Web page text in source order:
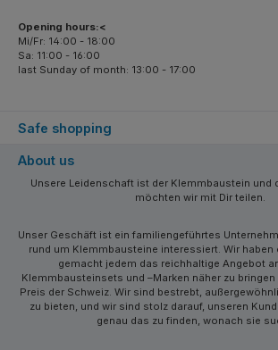
Safe shopping
Opening hours:<
Mi/Fr: 14:00 - 18:00
Sa: 11:00 - 16:00
last Sunday of month: 13:00 - 17:00
About us
Unsere Leidenschaft ist der Klemmbaustein und
möchten wir mit Dir teilen.
Unser Geschäft ist ein familiengeführtes
rund um Klemmbausteine interessiert. Wir haben
gemacht jedem das reichhaltige Angebot
Klemmbausteinsets und –Marken näher zu
Preis der Schweiz. Wir sind bestrebt,
zu bieten, und wir sind stolz darauf, unseren
genau das zu finden, wonach sie